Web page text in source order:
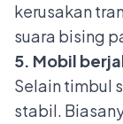
kerusakan
suara bising
5. Mobil
Selain timbul
stabil.